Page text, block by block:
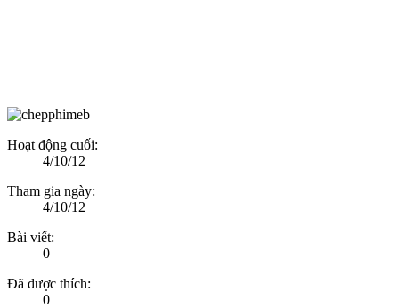
Hoạt động cuối:
4/10/12
Tham gia ngày:
4/10/12
Bài viết:
0
Đã được thích:
0